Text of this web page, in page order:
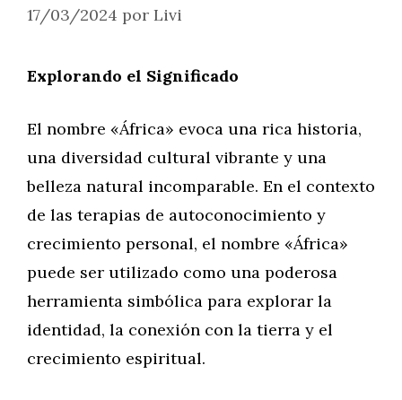
17/03/2024 por Livi
Explorando el Significado
El nombre «África» evoca una rica historia,
una diversidad cultural vibrante y una
belleza natural incomparable. En el contexto
de las terapias de autoconocimiento y
crecimiento personal, el nombre «África»
puede ser utilizado como una poderosa
herramienta simbólica para explorar la
identidad, la conexión con la tierra y el
crecimiento espiritual.